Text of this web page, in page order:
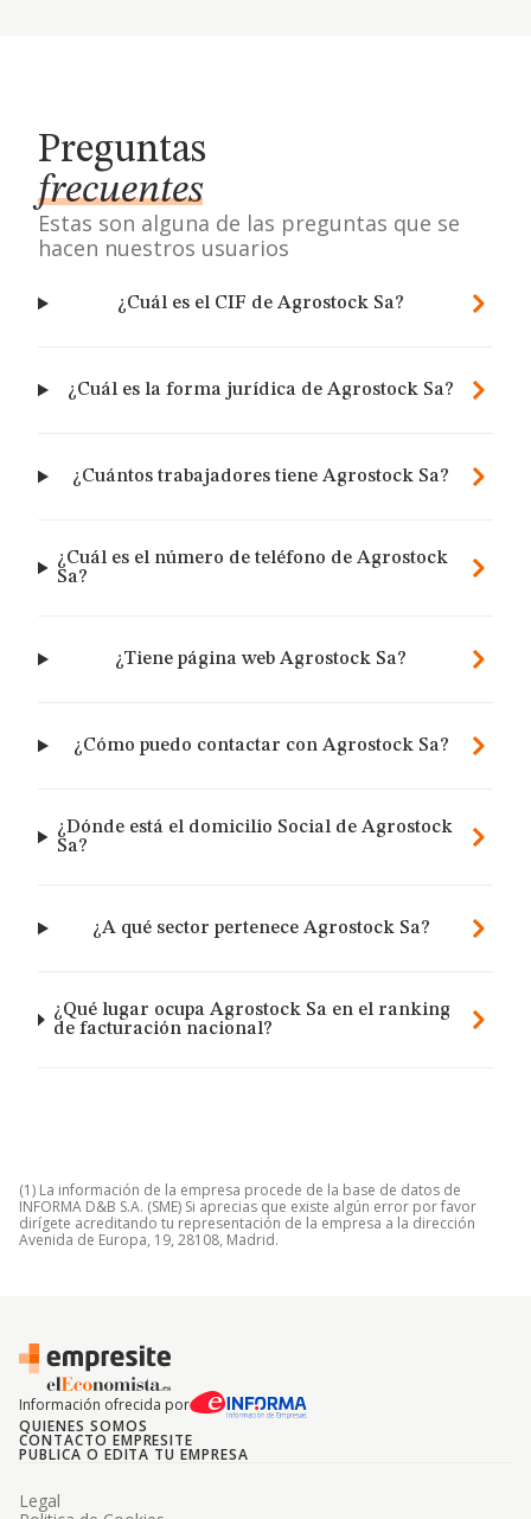
Preguntas
frecuentes
Estas son alguna de las preguntas que se
hacen nuestros usuarios
¿Cuál es el CIF de Agrostock Sa?
¿Cuál es la forma jurídica de Agrostock Sa?
¿Cuántos trabajadores tiene Agrostock Sa?
¿Cuál es el número de teléfono de Agrostock
Sa?
¿Tiene página web Agrostock Sa?
¿Cómo puedo contactar con Agrostock Sa?
¿Dónde está el domicilio Social de Agrostock
Sa?
¿A qué sector pertenece Agrostock Sa?
¿Qué lugar ocupa Agrostock Sa en el ranking
de facturación nacional?
(1) La información de la empresa procede de la base de datos de
INFORMA D&B S.A. (SME) Si aprecias que existe algún error por favor
dirígete acreditando tu representación de la empresa a la dirección
Avenida de Europa, 19, 28108, Madrid.
Información ofrecida por
QUIENES SOMOS
CONTACTO EMPRESITE
PUBLICA O EDITA TU EMPRESA
Legal